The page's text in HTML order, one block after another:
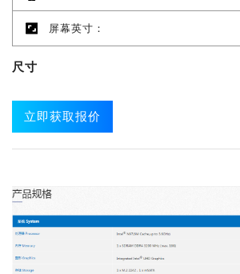
屏幕英寸：
尺寸
立即获取报价